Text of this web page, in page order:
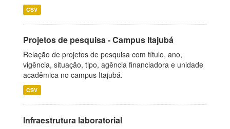
CSV
Projetos de pesquisa - Campus Itajubá
Relação de projetos de pesquisa com título, ano,
vigência, situação, tipo, agência financiadora e unidade
acadêmica no campus Itajubá.
CSV
Infraestrutura laboratorial